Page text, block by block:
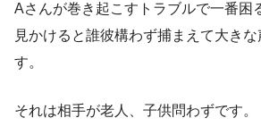
Aさんが巻き起こすトラブルで一番困
見かけると誰彼構わず捕まえて大き
す。
それは相手が老人、子供問わずです。